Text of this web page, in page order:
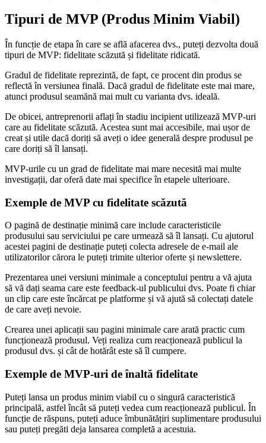
Tipuri de MVP (Produs Minim Viabil)
În funcție de etapa în care se află afacerea dvs., puteți dezvolta două
tipuri de MVP: fidelitate scăzută și fidelitate ridicată.
Gradul de fidelitate reprezintă, de fapt, ce procent din produs se
reflectă în versiunea finală. Dacă gradul de fidelitate este mai mare,
atunci produsul seamănă mai mult cu varianta dvs. ideală.
De obicei, antreprenorii aflați în stadiu incipient utilizează MVP-uri
care au fidelitate scăzută. Acestea sunt mai accesibile, mai ușor de
creat și utile dacă doriți să aveți o idee generală despre produsul pe
care doriți să îl lansați.
MVP-urile cu un grad de fidelitate mai mare necesită mai multe
investigații, dar oferă date mai specifice în etapele ulterioare.
Exemple de MVP cu fidelitate scăzută
O pagină de destinație minimă care include caracteristicile
produsului sau serviciului pe care urmează să îl lansați. Cu ajutorul
acestei pagini de destinație puteți colecta adresele de e-mail ale
utilizatorilor cărora le puteți trimite ulterior oferte și newslettere.
Prezentarea unei versiuni minimale a conceptului pentru a vă ajuta
să vă dați seama care este feedback-ul publicului dvs. Poate fi chiar
un clip care este încărcat pe platforme și vă ajută să colectați datele
de care aveți nevoie.
Crearea unei aplicații sau pagini minimale care arată practic cum
funcționează produsul. Veți realiza cum reacționează publicul la
produsul dvs. și cât de hotărât este să îl cumpere.
Exemple de MVP-uri de înaltă fidelitate
Puteți lansa un produs minim viabil cu o singură caracteristică
principală, astfel încât să puteți vedea cum reacționează publicul. În
funcție de răspuns, puteți aduce îmbunătățiri suplimentare produsului
sau puteți pregăti deja lansarea completă a acestuia.